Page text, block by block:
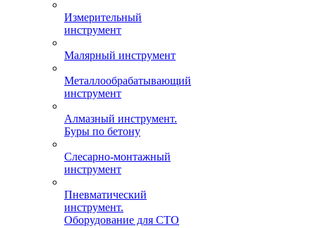
Измерительный
инструмент
Малярный инструмент
Металлообрабатывающий
инструмент
Алмазный инструмент.
Буры по бетону
Слесарно-монтажный
инструмент
Пневматический
инструмент.
Оборудование для СТО